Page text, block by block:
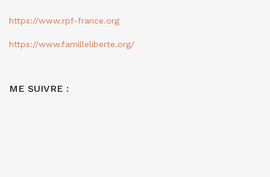
https://www.rpf-france.org
https://www.familleliberte.org/
ME SUIVRE :